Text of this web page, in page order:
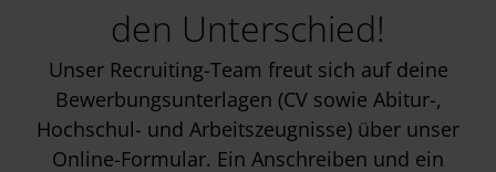
den Unterschied!
Unser Recruiting-Team freut sich auf deine
Bewerbungsunterlagen (CV sowie Abitur-,
Hochschul- und Arbeitszeugnisse) über unser
Online-Formular. Ein Anschreiben und ein